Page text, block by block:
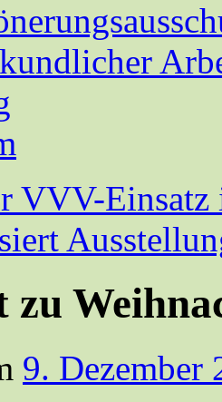
VVV-Einsatz
9. Dezember